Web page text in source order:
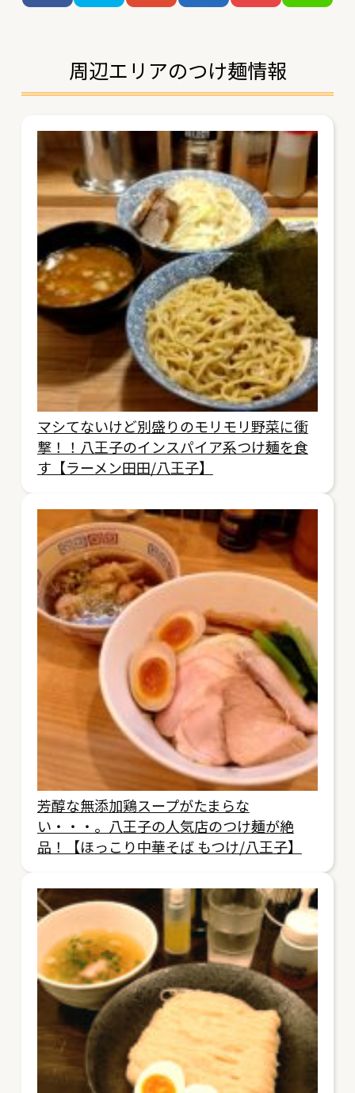
周辺エリアのつけ麺情報
マシてないけど別盛りのモリモリ野菜に衝
撃！！八王子のインスパイア系つけ麺を食
す【ラーメン田田/八王子】
芳醇な無添加鶏スープがたまらな
い・・・。八王子の人気店のつけ麺が絶
品！【ほっこり中華そば もつけ/八王子】